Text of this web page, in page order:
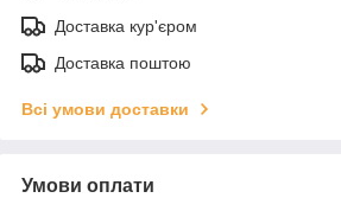
Доставка кур'єром
Доставка поштою
Всі умови доставки
Умови оплати